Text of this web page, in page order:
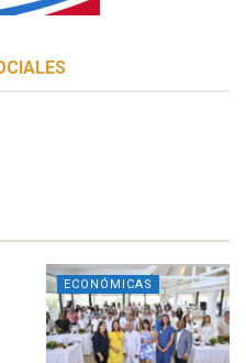
ECONÓMICAS